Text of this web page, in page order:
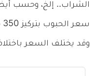
الشراب.. إلخ، وحسب
وقد يختلف السعر